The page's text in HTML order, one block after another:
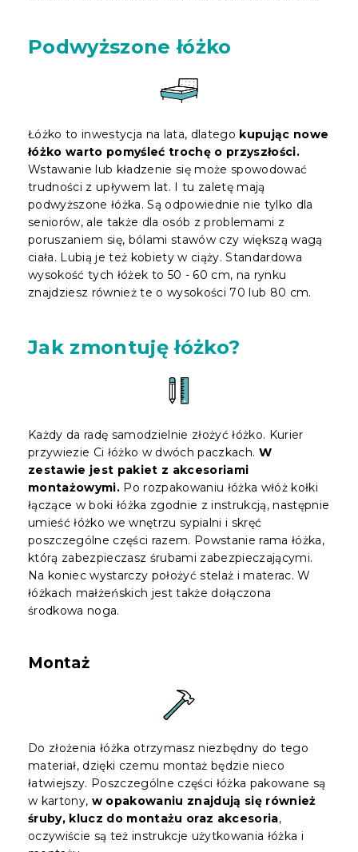
Podwyższone łóżko
Łóżko to inwestycja na lata, dlatego kupując nowe
łóżko warto pomyśleć trochę o przyszłości.
Wstawanie lub kładzenie się może spowodować
trudności z upływem lat. I tu zaletę mają
podwyższone łóżka. Są odpowiednie nie tylko dla
seniorów, ale także dla osób z problemami z
poruszaniem się, bólami stawów czy większą wagą
ciała. Lubią je też kobiety w ciąży. Standardowa
wysokość tych łóżek to 50 - 60 cm, na rynku
znajdziesz również te o wysokości 70 lub 80 cm.
Jak zmontuję łóżko?
Każdy da radę samodzielnie złożyć łóżko. Kurier
przywiezie Ci łóżko w dwóch paczkach. W
zestawie jest pakiet z akcesoriami
montażowymi. Po rozpakowaniu łóżka włóż kołki
łączące w boki łóżka zgodnie z instrukcją, następnie
umieść łóżko we wnętrzu sypialni i skręć
poszczególne części razem. Powstanie rama łóżka,
którą zabezpieczasz śrubami zabezpieczającymi.
Na koniec wystarczy położyć stelaż i materac. W
łóżkach małżeńskich jest także dołączona
środkowa noga.
Montaż
Do złożenia łóżka otrzymasz niezbędny do tego
materiał, dzięki czemu montaż będzie nieco
łatwiejszy. Poszczególne części łóżka pakowane są
w kartony, w opakowaniu znajdują się również
śruby, klucz do montażu oraz akcesoria,
oczywiście są też instrukcje użytkowania łóżka i